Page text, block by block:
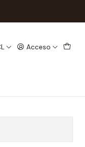
Acceso
Game